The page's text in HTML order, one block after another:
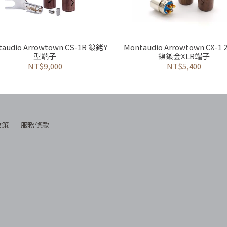
Arrowtown CS-1R 鍍銠Y
型端子
NT$9,000
Montaudio Arrowtown CX-1
鎳鍍金XLR端子
NT$5,400
服務條款